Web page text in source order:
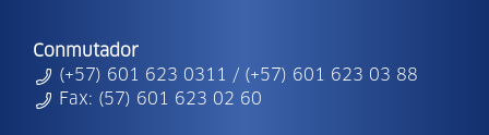
Conmutador
(+57) 601 623 0311 / (+57) 601 623 03 88
Fax: (57) 601 623 02 60